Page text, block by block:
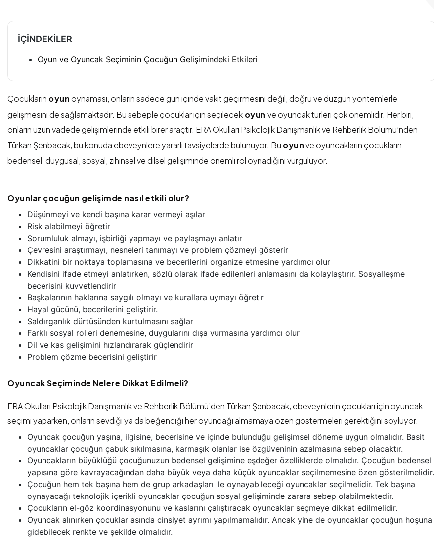
İÇINDEKILER
Oyun ve Oyuncak Seçiminin Çocuğun Gelişimindeki Etkileri
Çocukların oyun oynaması, onların sadece gün içinde vakit geçirmesini değil, doğru ve düzgün yöntemlerle
gelişmesini de sağlamaktadır. Bu sebeple çocuklar için seçilecek oyun ve oyuncak türleri çok önemlidir. Her biri,
onların uzun vadede gelişimlerinde etkili birer araçtır. ERA Okulları Psikolojik Danışmanlık ve Rehberlik Bölümü’nden
Türkan Şenbacak, bu konuda ebeveynlere yararlı tavsiyelerde bulunuyor. Bu oyunve oyuncakların çocukların
bedensel, duygusal, sosyal, zihinsel ve dilsel gelişiminde önemli rol oynadığını vurguluyor.
Oyunlar çocuğun gelişimde nasıl etkili olur?
Düşünmeyi ve kendi başına karar vermeyi aşılar
Risk alabilmeyi öğretir
Sorumluluk almayı, işbirliği yapmayı ve paylaşmayı anlatır
Çevresini araştırmayı, nesneleri tanımayı ve problem çözmeyi gösterir
Dikkatini bir noktaya toplamasına ve becerilerini organize etmesine yardımcı olur
Kendisini ifade etmeyi anlatırken, sözlü olarak ifade edilenleri anlamasını da kolaylaştırır. Sosyalleşme
becerisini kuvvetlendirir
Başkalarının haklarına saygılı olmayı ve kurallara uymayı öğretir
Hayal gücünü, becerilerini geliştirir.
Saldırganlık dürtüsünden kurtulmasını sağlar
Farklı sosyal rolleri denemesine, duygularını dışa vurmasına yardımcı olur
Dil ve kas gelişimini hızlandırarak güçlendirir
Problem çözme becerisini geliştirir
Oyuncak Seçiminde Nelere Dikkat Edilmeli?
ERA Okulları Psikolojik Danışmanlık ve Rehberlik Bölümü’den Türkan Şenbacak, ebeveynlerin çocukları için oyuncak
seçimi yaparken, onların sevdiği ya da beğendiği her oyuncağı almamaya özen göstermeleri gerektiğini söylüyor.
Oyuncak çocuğun yaşına, ilgisine, becerisine ve içinde bulunduğu gelişimsel döneme uygun olmalıdır. Basit
oyuncaklar çocuğun çabuk sıkılmasına, karmaşık olanlar ise özgüveninin azalmasına sebep olacaktır.
Oyuncakların büyüklüğü çocuğunuzun bedensel gelişimine eşdeğer özelliklerde olmalıdır. Çocuğun bedensel
yapısına göre kavrayacağından daha büyük veya daha küçük oyuncaklar seçilmemesine özen gösterilmelidir.
Çocuğun hem tek başına hem de grup arkadaşları ile oynayabileceği oyuncaklar seçilmelidir. Tek başına
oynayacağı teknolojik içerikli oyuncaklar çocuğun sosyal gelişiminde zarara sebep olabilmektedir.
Çocukların el-göz koordinasyonunu ve kaslarını çalıştıracak oyuncaklar seçmeye dikkat edilmelidir.
Oyuncak alınırken çocuklar asında cinsiyet ayrımı yapılmamalıdır. Ancak yine de oyuncaklar çocuğun hoşuna
gidebilecek renkte ve şekilde olmalıdır.